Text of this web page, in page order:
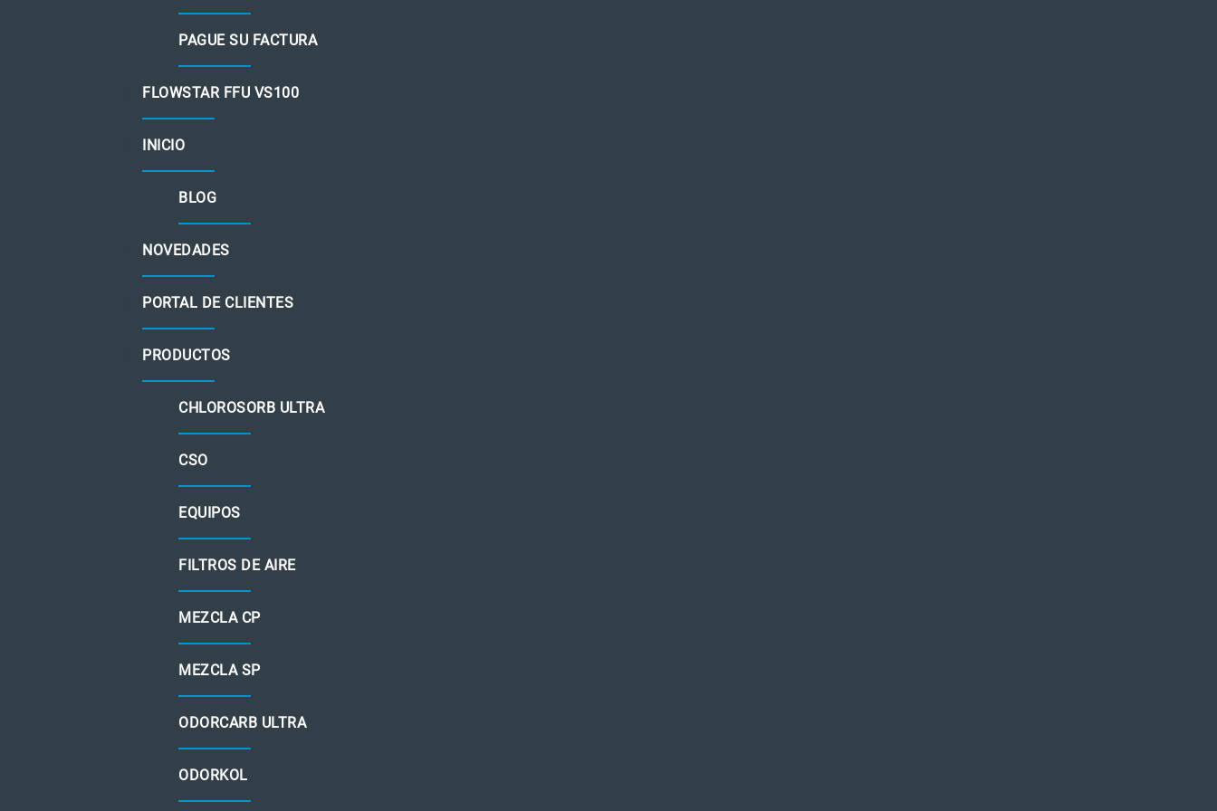
PAGUE SU FACTURA
FLOWSTAR FFU VS100
INICIO
BLOG
NOVEDADES
PORTAL DE CLIENTES
PRODUCTOS
CHLOROSORB ULTRA
CSO
EQUIPOS
FILTROS DE AIRE
MEZCLA CP
MEZCLA SP
ODORCARB ULTRA
ODORKOL